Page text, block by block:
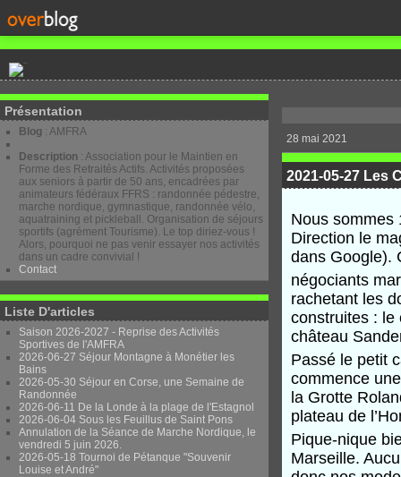
Présentation
Blog : AMFRA
Description : Association pour le Maintien en
Forme des Retraités Actifs. Activités proposées
aux seniors à partir de 50 ans, encadrées par
animateurs fédéraux FFRS : randonnée pédestre,
marche nordique, gymnastique, randonnée vélo,
aquatraining et pickleball. Organisation de séjours
sportifs (agrément Tourisme). Le top diriez-vous !
Alors, pourquoi ne pas venir essayer nos activités
dans un cadre convivial !
Contact
Liste D'articles
Saison 2026-2027 - Reprise des Activités
Sportives de l'AMFRA
2026-06-27 Séjour Montagne à Monétier les
Bains
2026-05-30 Séjour en Corse, une Semaine de
Randonnée
2026-06-11 De la Londe à la plage de l'Estagnol
2026-06-04 Sous les Feuillus de Saint Pons
Annulation de la Séance de Marche Nordique, le
vendredi 5 juin 2026.
2026-05-18 Tournoi de Pétanque "Souvenir
Louise et André"
28 mai 2021
2021-05-27 Les
Nous sommes
Direction le
dans Google).
négociants
rachetant les
construites : le
château
Passé le petit
commence
la Grotte
plateau de
Pique-nique
Marseille.